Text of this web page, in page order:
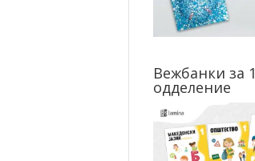
Вежбанки за 1
одделение